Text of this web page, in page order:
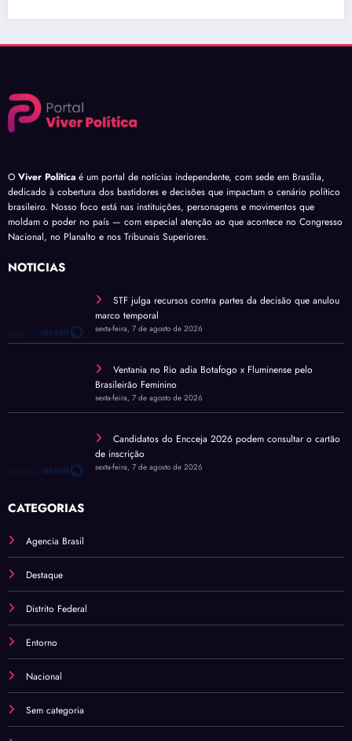
O Viver Política é um portal de notícias independente, com sede em Brasília,
dedicado à cobertura dos bastidores e decisões que impactam o cenário político
brasileiro. Nosso foco está nas instituições, personagens e movimentos que
moldam o poder no país — com especial atenção ao que acontece no Congresso
Nacional, no Planalto e nos Tribunais Superiores.
NOTÍCIAS
STF julga recursos contra partes da decisão que anulou
marco temporal
sexta-feira, 7 de agosto de 2026
Ventania no Rio adia Botafogo x Fluminense pelo
Brasileirão Feminino
sexta-feira, 7 de agosto de 2026
Candidatos do Encceja 2026 podem consultar o cartão
de inscrição
sexta-feira, 7 de agosto de 2026
CATEGORIAS
Agencia Brasil
Destaque
Distrito Federal
Entorno
Nacional
Sem categoria